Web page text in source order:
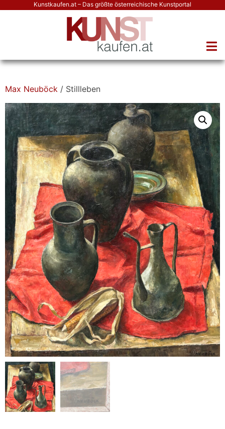
Kunstkaufen.at – Das größte österreichische Kunstportal
Max Neuböck / Stillleben